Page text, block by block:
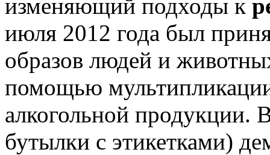
изменяющий подходы к
июля 2012 года был
образов людей и
помощью
алкогольной продукции.
бутылки с этикетками)